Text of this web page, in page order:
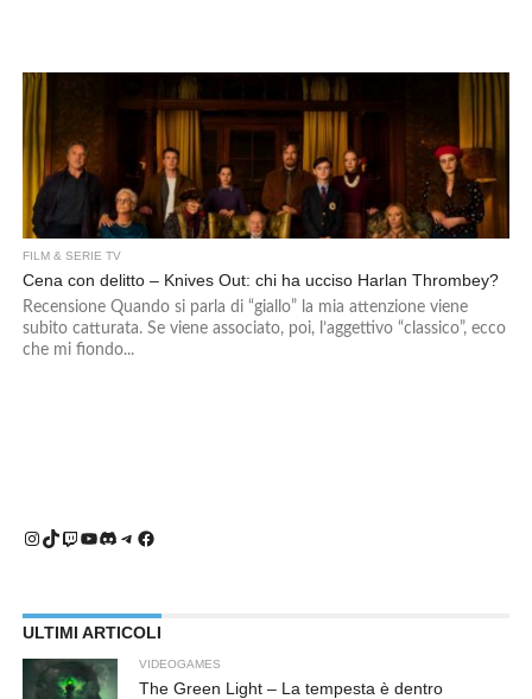
FILM & SERIE TV
Cena con delitto – Knives Out: chi ha ucciso Harlan Thrombey?
Recensione Quando si parla di “giallo” la mia attenzione viene
subito catturata. Se viene associato, poi, l’aggettivo “classico”, ecco
che mi fiondo...
Instagram
TikTok
Twitch
YouTube
Discord
Telegram
Facebook
ULTIMI ARTICOLI
VIDEOGAMES
The Green Light – La tempesta è dentro